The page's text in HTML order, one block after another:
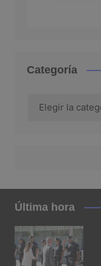
Categoría
Última hora